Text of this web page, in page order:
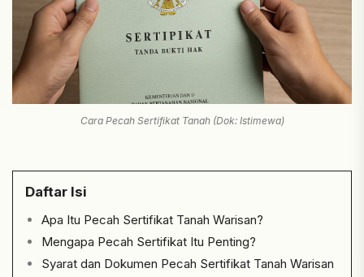
Cara Pecah Sertifikat Tanah (Dok: Istimewa)
Daftar Isi
Apa Itu Pecah Sertifikat Tanah Warisan?
Mengapa Pecah Sertifikat Itu Penting?
Syarat dan Dokumen Pecah Sertifikat Tanah Warisan